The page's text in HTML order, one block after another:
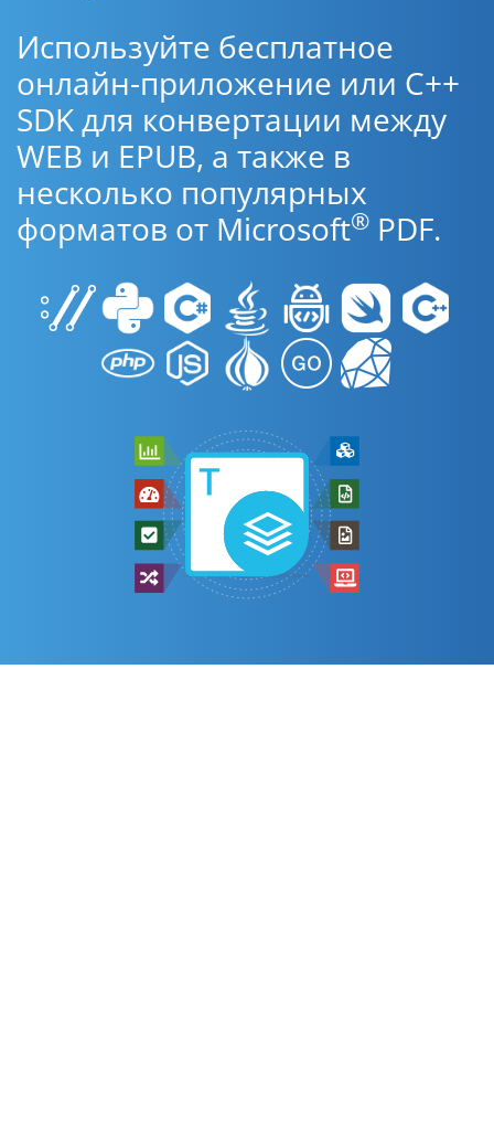
Используйте бесплатное
онлайн-приложение или C++
SDK для конвертации между
WEB и EPUB, а также в
несколько популярных
форматов от Microsoft® PDF.